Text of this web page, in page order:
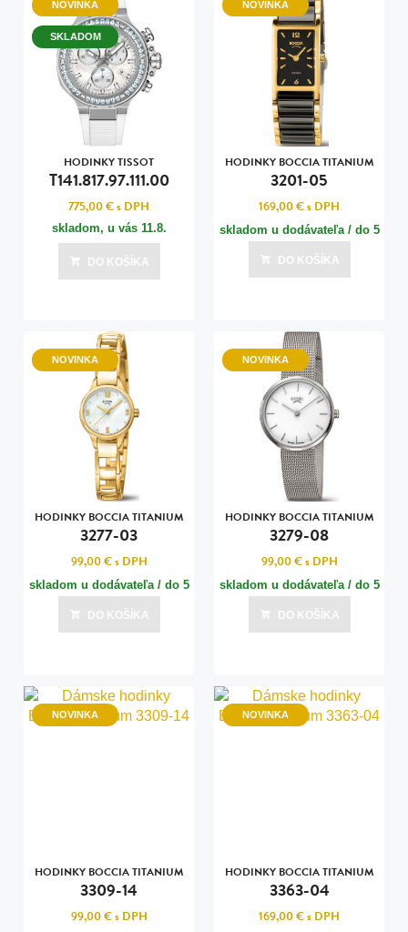
NOVINKA
SKLADOM
HODINKY TISSOT
T141.817.97.111.00
775,00 €s DPH
skladom, u vás 11.8.
DO KOŠÍKA
NOVINKA
HODINKY BOCCIA TITANIUM
3201-05
169,00 €s DPH
skladom u dodávateľa / do 5
dní
Posledná aktualizácia dnes o 15:00
DO KOŠÍKA
NOVINKA
HODINKY BOCCIA TITANIUM
3277-03
99,00 €s DPH
skladom u dodávateľa / do 5
dní
Posledná aktualizácia dnes o 15:00
DO KOŠÍKA
NOVINKA
HODINKY BOCCIA TITANIUM
3279-08
99,00 €s DPH
skladom u dodávateľa / do 5
dní
Posledná aktualizácia dnes o 15:00
DO KOŠÍKA
NOVINKA
HODINKY BOCCIA TITANIUM
3309-14
99,00 €s DPH
NOVINKA
HODINKY BOCCIA TITANIUM
3363-04
169,00 €s DPH